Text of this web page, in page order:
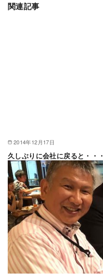
関連記事
2014年12月17日
久しぶりに会社に戻ると・・・